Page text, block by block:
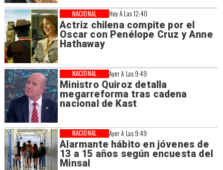
Hoy A Las 12:40
Actriz chilena compite por el
Oscar con Penélope Cruz y Anne
Hathaway
NACIONAL
Ayer A Las 9:49
Ministro Quiroz detalla
megarreforma tras cadena
nacional de Kast
NACIONAL
Ayer A Las 9:49
Alarmante hábito en jóvenes de
13 a 15 años según encuesta del
Minsal
NACIONAL